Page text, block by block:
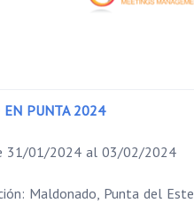
EN PUNTA 2024
31/01/2024 al 03/02/2024
Maldonado, Punta del Este